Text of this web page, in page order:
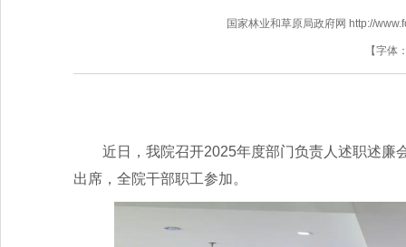
国家林业和草原局政府网 http://
【字体
近日，我院召开2025年度部门负责人述职述廉
出席，全院干部职工参加。